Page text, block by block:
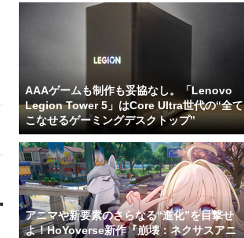
AAAゲームも制作も妥協なし。「Lenovo
Legion Tower 5」はCore Ultra世代の“全て
こなせるゲーミングデスクトップ”
アニマや新要素のさらなる“進化”を目撃せ
よ！HoYoverse新作『崩壊：ネクサスアニ